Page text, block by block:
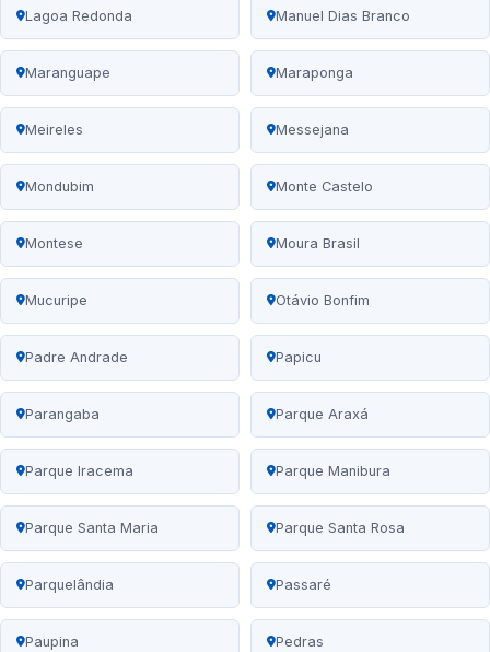
Lagoa Redonda Manuel Dias Branco
Maranguape Maraponga
Meireles Messejana
Mondubim Monte Castelo
Montese Moura Brasil
Mucuripe Otávio Bonfim
Padre Andrade Papicu
Parangaba Parque Araxá
Parque Iracema Parque Manibura
Parque Santa Maria Parque Santa Rosa
Parquelândia Passaré
Paupina Pedras